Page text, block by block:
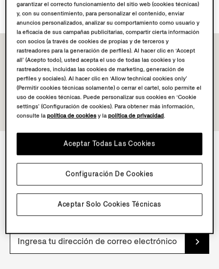
Envío a boutique no disponible.
BOLETÍN DE INFORMACIÓN
Suscríbete a nuestro boletín de noticias para obtener
contenido, ofertas y servicios exclusivos y acceso
anticipado a nuestros productos.
garantizar el correcto funcionamiento del sitio web (cookies técnicas)
y, con su consentimiento, para personalizar el contenido, enviar
anuncios personalizados, analizar su comportamiento como usuario y
la eficacia de sus campañas publicitarias, compartir cierta información
con socios (a través de cookies de propias y de terceros y
rastreadores para la generación de perfiles). Al hacer clic en ‘Accept
all’ (Acepto todo), usted acepta el uso de todas las cookies y los
rastreadores, incluidas las cookies de marketing, generación de
perfiles y sociales). Al hacer clic en ‘Allow technical cookies only’
(Permitir cookies técnicas solamente) o cerrar el cartel, solo permite el
uso de cookies técnicas. Puede personalizar sus cookies en ‘Cookie
settings’ (Configuración de cookies). Para obtener más información,
consulte lapolítica de cookies y lapolítica de privacidad.
Aceptar Solo Cookies Técnicas
Aceptar Todas Las Cookies
Configuración De Cookies